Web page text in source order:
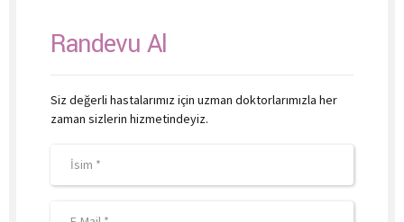
Randevu Al
Siz değerli hastalarımız için uzman doktorlarımızla her
zaman sizlerin hizmetindeyiz.